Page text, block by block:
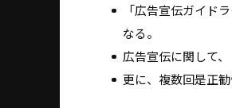
「広告宣伝ガイド
なる。
広告宣伝に関して
更に、複数回是正